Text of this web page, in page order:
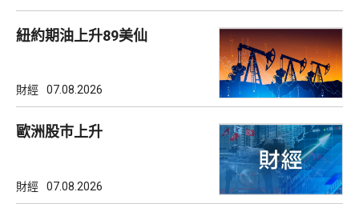
紐約期油上升89美仙
財經 07.08.2026
歐洲股巿上升
財經 07.08.2026